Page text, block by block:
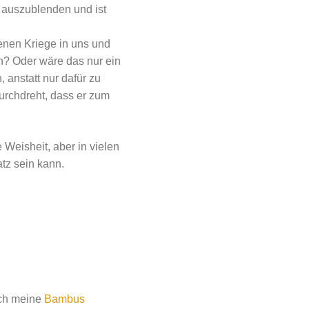
und ist
Kriege in uns und
Oder wäre das nur ein
anstatt nur dafür zu
dass er zum
Weisheit, aber in vielen
sein kann.
meine Bambus